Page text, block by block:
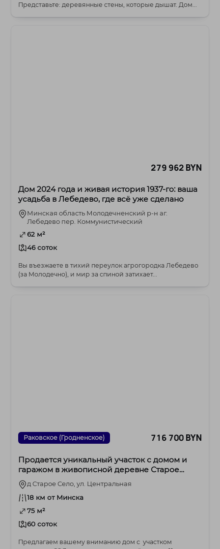
Представьте: деревянные стены, которые дышат. Дом...
279 962 BYN
Дом 2024 года и живая история 1937-го: ваша
усадьба в Лебедево, где всё уже сделано
Минская область Молодечненский р-н аг.
Лебедево пер. Коммунистический
62 м²
46 соток
Вы въезжаете в тихий переулок агрогородка Лебедево
(за Молодечно), и мир за спиной затихает...
Раковское (Гродненское) 716 700 BYN
Продается уникальный участок с домом и
гаражом в живописной деревне Старое
Село!д Старое Село, ул. Центральная
18 км от Минска
75 м²
60 соток
Предлагаем вашему вниманию дом с участком